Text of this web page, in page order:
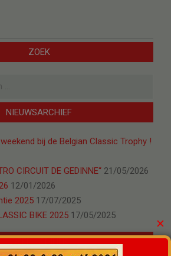
ZOEK
NIEUWSARCHIEF
bij de Belgian Classic Trophy !
CIRCUIT DE GEDINNE“ 21/05/2026
12/01/2026
2025 17/07/2025
BIKE 2025 17/05/2025
WEER GEDINNE
✕